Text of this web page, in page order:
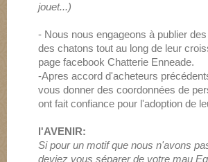
jouet...)
- Nous nous engageons à publier
des chatons tout au long de leur
page facebook Chatterie Enneade.
-Apres accord d'acheteurs
vous donner des coordonnées de
ont fait confiance pour l'adoption de
l'AVENIR:
Si pour un motif que nous n'avons
deviez vous séparer de votre mau